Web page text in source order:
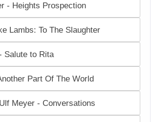
- Heights Prospection
Lambs: To The Slaughter
Salute to Rita
Part Of The World
Meyer - Conversations